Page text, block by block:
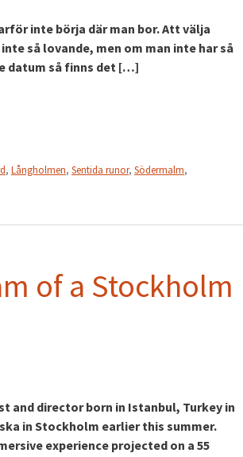
inte börja där man bor. Att välja
så lovande, men om man inte har så
datum så finns det […]
, Långholmen, Sentida runor, Södermalm,
of a Stockholm
and director born in Istanbul, Turkey in
in Stockholm earlier this summer.
experience projected on a 55